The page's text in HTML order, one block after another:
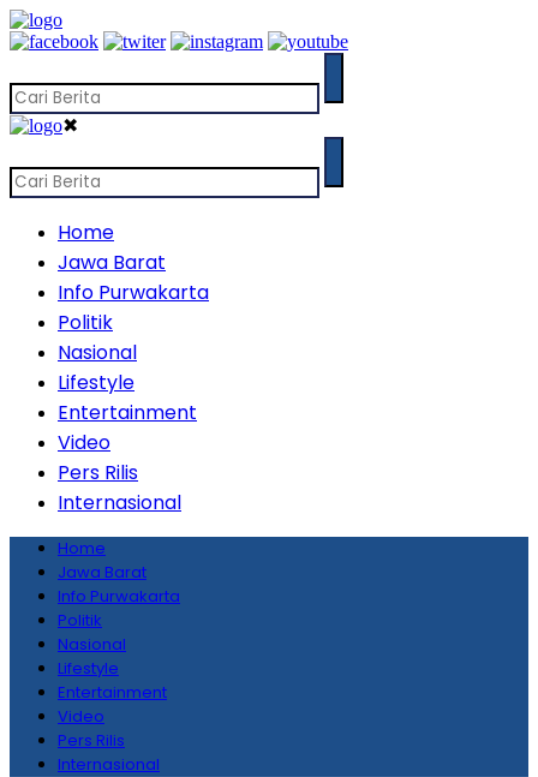
✖
Home
Jawa Barat
Info Purwakarta
Politik
Nasional
Lifestyle
Entertainment
Video
Pers Rilis
Internasional
Home
Jawa Barat
Info Purwakarta
Politik
Nasional
Lifestyle
Entertainment
Video
Pers Rilis
Internasional